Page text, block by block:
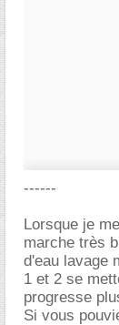
------
Lorsque je
marche très
d'eau lavage
1 et 2 se
progresse
Si vous